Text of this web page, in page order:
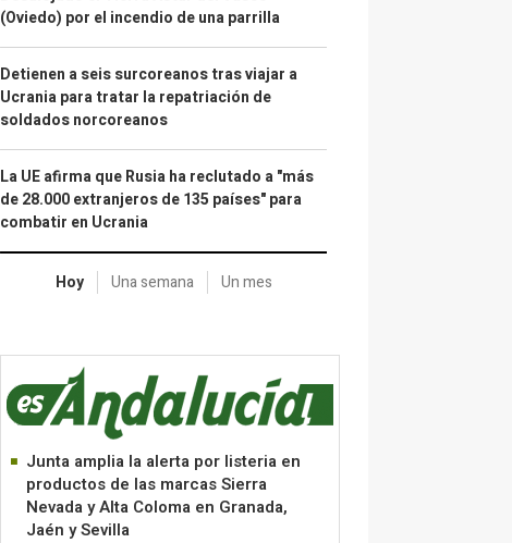
(Oviedo) por el incendio de una parrilla
Detienen a seis surcoreanos tras viajar a
Ucrania para tratar la repatriación de
soldados norcoreanos
La UE afirma que Rusia ha reclutado a "más
de 28.000 extranjeros de 135 países" para
combatir en Ucrania
Hoy Una semana Un mes
Junta amplia la alerta por listeria en
productos de las marcas Sierra
Nevada y Alta Coloma en Granada,
Jaén y Sevilla